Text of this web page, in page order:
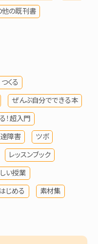
他の既刊書
くる
ぜんぶ自分でできる本
！超入門
障害 ツボ
レッスンブック
い授業
じめる 素材集